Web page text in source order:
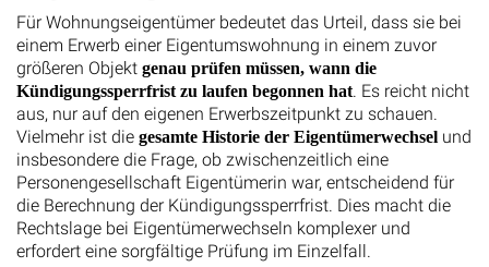
Für Wohnungseigentümer bedeutet das Urteil, dass sie bei
einem Erwerb einer Eigentumswohnung in einem zuvor
größeren Objekt genau prüfen müssen, wann die
Kündigungssperrfrist zu laufen begonnen hat. Es reicht nicht
aus, nur auf den eigenen Erwerbszeitpunkt zu schauen.
Vielmehr ist die gesamte Historie der Eigentümerwechsel und
insbesondere die Frage, ob zwischenzeitlich eine
Personengesellschaft Eigentümerin war, entscheidend für
die Berechnung der Kündigungssperrfrist. Dies macht die
Rechtslage bei Eigentümerwechseln komplexer und
erfordert eine sorgfältige Prüfung im Einzelfall.